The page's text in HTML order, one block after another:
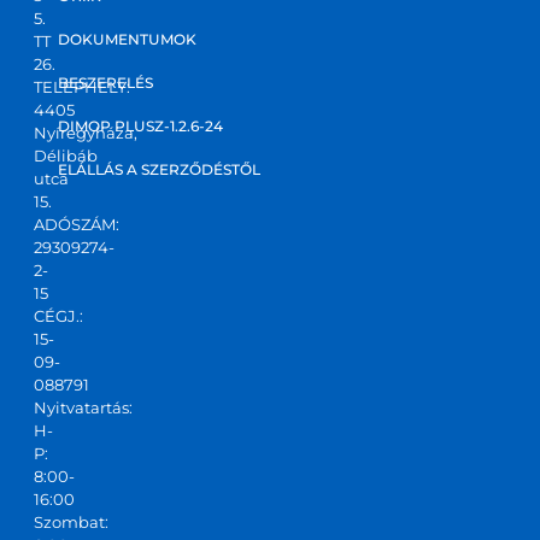
5.
TT
26.
TELEPHELY:
4405
Nyíregyháza,
Délibáb
utca
15.
ADÓSZÁM:
29309274-
2-
15
CÉGJ.:
15-
09-
088791
Nyitvatartás:
H-
P:
8:00-
16:00
Szombat:
DOKUMENTUMOK
BESZERELÉS
DIMOP PLUSZ-1.2.6-24
ELÁLLÁS A SZERZŐDÉSTŐL